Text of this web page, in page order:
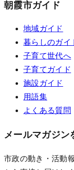
朝霞市ガイド
地域ガイド
暮らしのガイ
子育て世代へ
子育てガイド
施設ガイド
用語集
よくある質問
メールマガジン
市政の動き・活動